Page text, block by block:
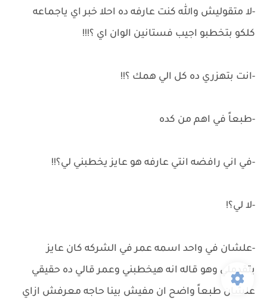
-لا متقوليش والله كنت عارفه ده احلا خبر اي ياجماعه
كلكو بتخطبو اجيب فستانين الوان اي ؟!!!
-انت بتهزري ده كل الي همك ؟!!
-طبعاً في اهم من كده
-في اني رافضه انتي عارفه هو عايز يخطبني لي؟!!
-لا لي؟!
-علشان في واحد اسمه عمر في الشركه كان عايز
يتقدملي وهو قاله انه هيخطبني وعمر قالي ده حقيقي
علشان طبعاً واضح ان مفيش بينا حاجه معرفش ازاي